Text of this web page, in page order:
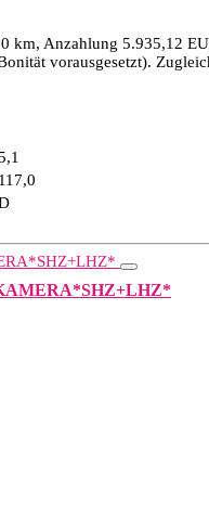
km, Anzahlung 5.935,12
vorausgesetzt).
117,0